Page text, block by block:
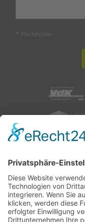
* Pflichtfelder